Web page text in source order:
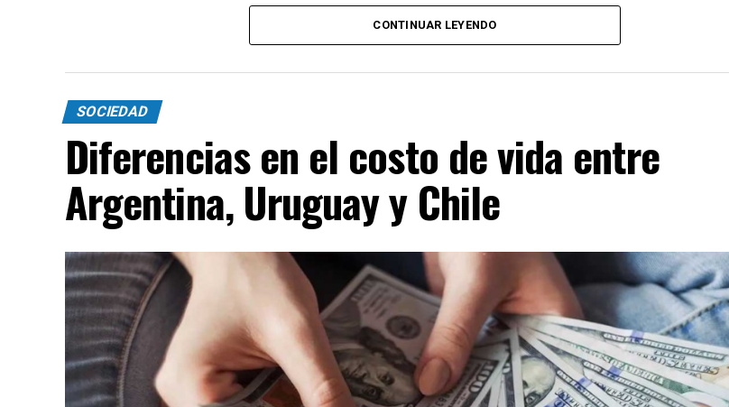
CONTINUAR LEYENDO
SOCIEDAD
Diferencias en el costo de vida entre
Argentina, Uruguay y Chile